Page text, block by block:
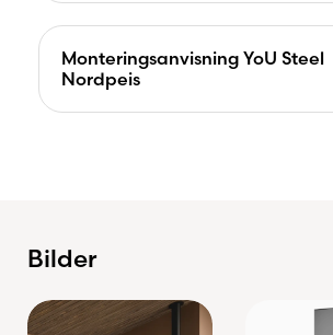
Monteringsanvisning YoU Steel
Nordpeis
Bilder